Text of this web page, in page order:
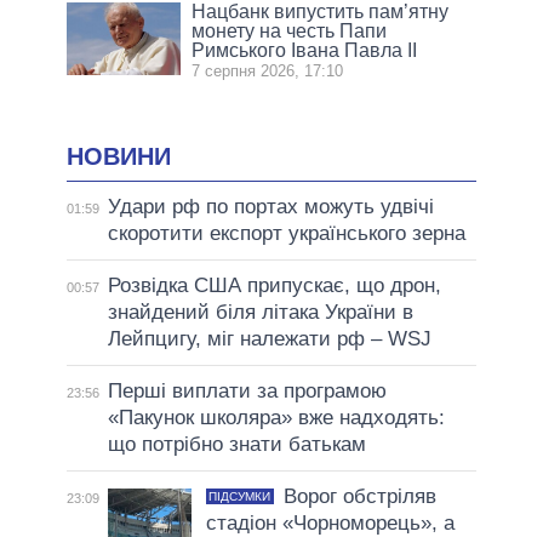
Нацбанк випустить пам’ятну
монету на честь Папи
Римського Івана Павла II
7 серпня 2026, 17:10
НОВИНИ
01:59 Удари рф по портах можуть удвічі
скоротити експорт українського зерна
00:57
Розвідка США припускає, що дрон,
знайдений біля літака України в
Лейпцигу, міг належати рф – WSJ
23:56
Перші виплати за програмою
«Пакунок школяра» вже надходять:
що потрібно знати батькам
23:09 ПІДСУМКИ
Ворог обстріляв
стадіон «Чорноморець», а